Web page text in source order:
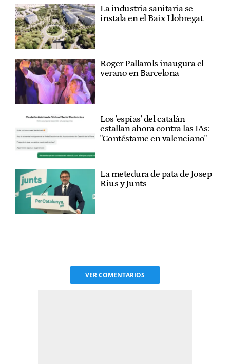
La industria sanitaria se
instala en el Baix Llobregat
Roger Pallarols inaugura el
verano en Barcelona
Los 'espías' del catalán
estallan ahora contra las IAs:
"Contéstame en valenciano"
La metedura de pata de Josep
Rius y Junts
VERCOMENTARIOS